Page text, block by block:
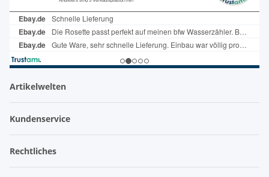
Artikelwelten
Kundenservice
Rechtliches